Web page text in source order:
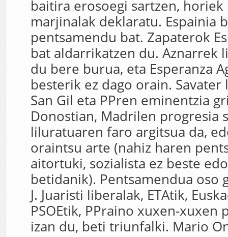
baitira erosoegi sartzen, horiek
marjinalak deklaratu. Espainia
pentsamendu bat. Zapaterok
bat aldarrikatzen du. Aznarrek
du bere burua, eta Esperanza
besterik ez dago orain. Savater
San Gil eta PPren eminentzia
Donostian, Madrilen progresia
liluratuaren faro argitsua da,
oraintsu arte (nahiz haren
aitortuki, sozialista ez beste
betidanik). Pentsamendua oso
J. Juaristi liberalak, ETAtik,
PSOEtik, PPraino xuxen-xuxen
izan du, beti triunfalki. Mario